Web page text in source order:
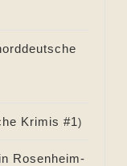
Krimis #1)
Rosenheim-